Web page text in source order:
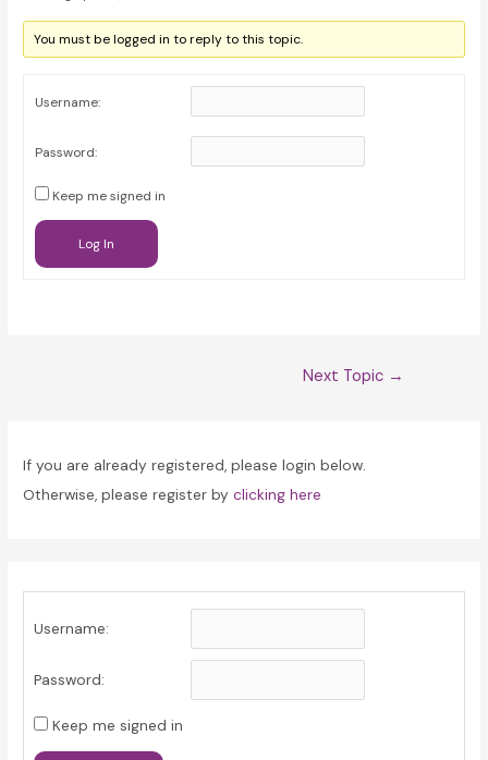
You must be logged in to reply to this topic.
Username:
Password:
Keep me signed in
Log In
Next Topic →
If you are already registered, please login below.
Otherwise, please register byclicking here
Username:
Password:
Keep me signed in